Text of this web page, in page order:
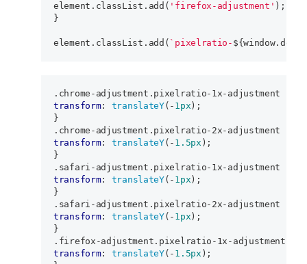
element.classList.add( 'firefox-adjustment' );
}
element.classList.add( `pixelratio-
.chrome-adjustment .pixelratio-1x-adjustment
transform: translateY(- 1px );
.chrome-adjustment .pixelratio-2x-adjustment
transform: translateY(- 1.5px );
.safari-adjustment .pixelratio-1x-adjustment
transform: translateY(- 1px );
.safari-adjustment .pixelratio-2x-adjustment
transform: translateY(- 1px );
.firefox-adjustment .pixelratio-1x-adjustment
transform: translateY(- 1.5px );